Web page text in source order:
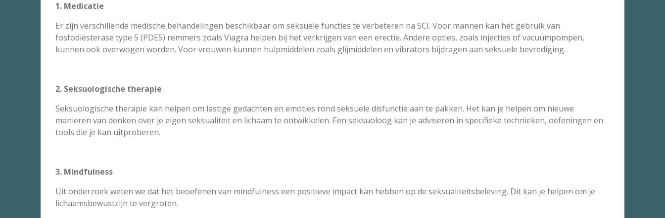
1. Medicatie
Er zijn verschillende medische behandelingen beschikbaar om seksuele functies te verbeteren na SCI. Voor mannen kan het gebruik van
fosfodiësterase type 5 (PDE5) remmers zoals Viagra helpen bij het verkrijgen van een erectie. Andere opties, zoals injecties of vacuümpompen,
kunnen ook overwogen worden. Voor vrouwen kunnen hulpmiddelen zoals glijmiddelen en vibrators bijdragen aan seksuele bevrediging.
2. Seksuologische therapie
Seksuologische therapie kan helpen om lastige gedachten en emoties rond seksuele disfunctie aan te pakken. Het kan je helpen om nieuwe
manieren van denken over je eigen seksualiteit en lichaam te ontwikkelen. Een seksuoloog kan je adviseren in specifieke technieken, oefeningen en
tools die je kan uitproberen.
3. Mindfulness
Uit onderzoek weten we dat het beoefenen van mindfulness een positieve impact kan hebben op de seksualiteitsbeleving. Dit kan je helpen om je
lichaamsbewustzijn te vergroten.